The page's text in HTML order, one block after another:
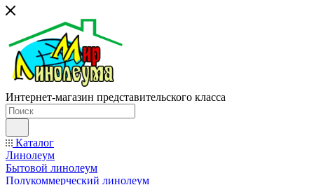
Интернет-магазин представительского класса
Каталог
Линолеум
Бытовой линолеум
Полукоммерческий линолеум